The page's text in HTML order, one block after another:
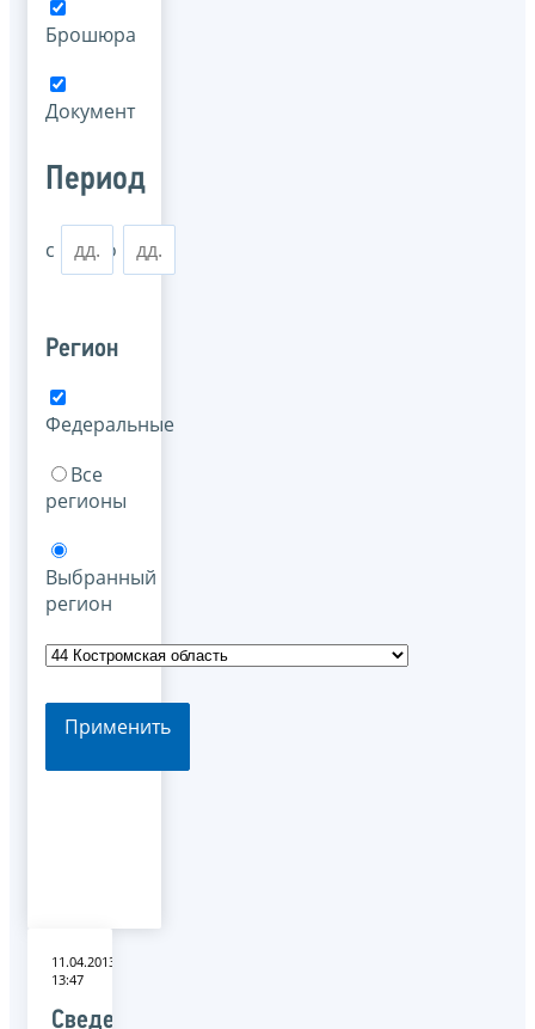
Брошюра
Документ
Период
с по
Регион
Федеральные
Все
регионы
Выбранный
регион
Применить
11.04.2013
13:47
Сведения